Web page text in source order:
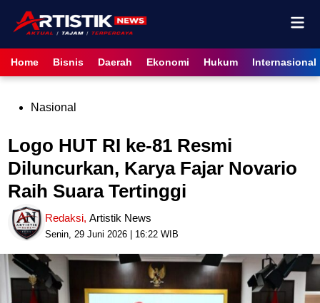
content
Home Bisnis Daerah Ekonomi Hukum Internasional
PostedNasional
Logo HUT RI ke-81 Resmi
Diluncurkan, Karya Fajar Novario
Raih Suara Tertinggi
Redaksi,Artistik News
Senin, 29 Juni 2026 | 16:22 WIB